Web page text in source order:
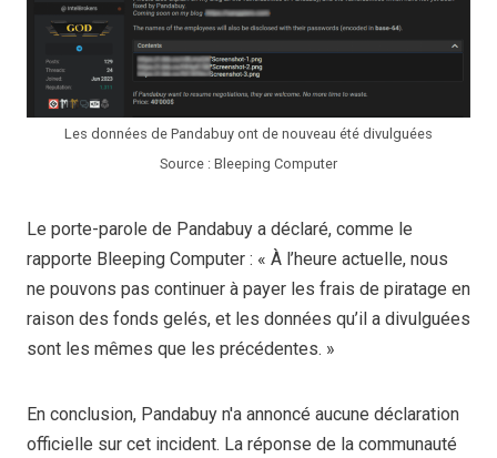
Les données de Pandabuy ont de nouveau été divulguées
Source : Bleeping Computer
Le porte-parole de Pandabuy a déclaré, comme le
rapporte Bleeping Computer : « À l’heure actuelle, nous
ne pouvons pas continuer à payer les frais de piratage en
raison des fonds gelés, et les données qu’il a divulguées
sont les mêmes que les précédentes. »
En conclusion, Pandabuy n'a annoncé aucune déclaration
officielle sur cet incident. La réponse de la communauté